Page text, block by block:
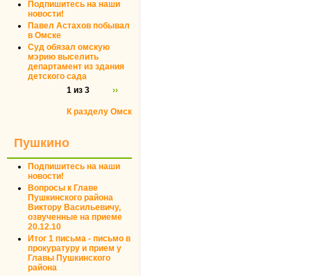
Подпишитесь на наши
новости!
Павел Астахов побывал
в Омске
Суд обязал омскую
мэрию выселить
департамент из здания
детского сада
1 из 3
››
К разделу Омск
Пушкино
Подпишитесь на наши
новости!
Вопросы к Главе
Пушкинского района
Виктору Васильевичу,
озвученные на приеме
20.12.10
Итог 1 письма - письмо в
прокуратуру и прием у
Главы Пушкинского
района